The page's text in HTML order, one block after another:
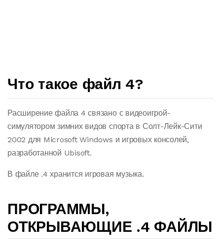
Что такое файл 4?
Расширение файла 4 связано с видеоигрой-
симулятором зимних видов спорта в Солт-Лейк-Сити
2002 для Microsoft Windows и игровых консолей,
разработанной Ubisoft.
В файле .4 хранится игровая музыка.
ПРОГРАММЫ,
ОТКРЫВАЮЩИЕ .4 ФАЙЛЫ